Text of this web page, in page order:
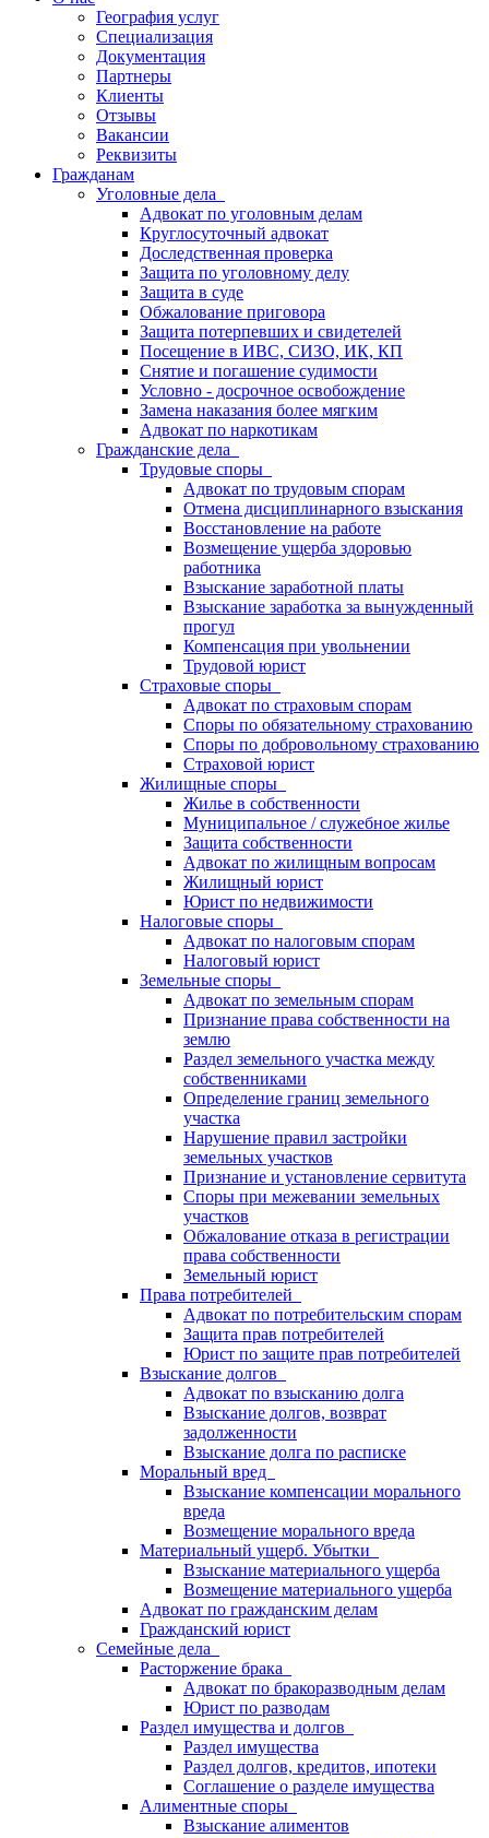
География услуг
Специализация
Документация
Партнеры
Клиенты
Отзывы
Вакансии
Реквизиты
Гражданам
Уголовные дела
Адвокат по уголовным делам
Круглосуточный адвокат
Доследственная проверка
Защита по уголовному делу
Защита в суде
Обжалование приговора
Защита потерпевших и свидетелей
Посещение в ИВС, СИЗО, ИК, КП
Снятие и погашение судимости
Условно - досрочное освобождение
Замена наказания более мягким
Адвокат по наркотикам
Гражданские дела
Трудовые споры
Адвокат по трудовым спорам
Отмена дисциплинарного взыскания
Восстановление на работе
Возмещение ущерба здоровью
работника
Взыскание заработной платы
Взыскание заработка за вынужденный
прогул
Компенсация при увольнении
Трудовой юрист
Страховые споры
Адвокат по страховым спорам
Споры по обязательному страхованию
Споры по добровольному страхованию
Страховой юрист
Жилищные споры
Жилье в собственности
Муниципальное / служебное жилье
Защита собственности
Адвокат по жилищным вопросам
Жилищный юрист
Юрист по недвижимости
Налоговые споры
Адвокат по налоговым спорам
Налоговый юрист
Земельные споры
Адвокат по земельным спорам
Признание права собственности на
землю
Раздел земельного участка между
собственниками
Определение границ земельного
участка
Нарушение правил застройки
земельных участков
Признание и установление сервитута
Споры при межевании земельных
участков
Обжалование отказа в регистрации
права собственности
Земельный юрист
Права потребителей
Адвокат по потребительским спорам
Защита прав потребителей
Юрист по защите прав потребителей
Взыскание долгов
Адвокат по взысканию долга
Взыскание долгов, возврат
задолженности
Взыскание долга по расписке
Моральный вред
Взыскание компенсации морального
вреда
Возмещение морального вреда
Материальный ущерб. Убытки
Взыскание материального ущерба
Возмещение материального ущерба
Адвокат по гражданским делам
Гражданский юрист
Семейные дела
Расторжение брака
Адвокат по бракоразводным делам
Юрист по разводам
Раздел имущества и долгов
Раздел имущества
Раздел долгов, кредитов, ипотеки
Соглашение о разделе имущества
Алиментные споры
Взыскание алиментов